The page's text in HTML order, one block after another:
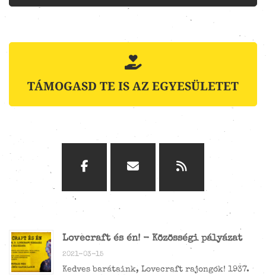
TÁMOGASD TE IS AZ EGYESÜLETET
Lovecraft és én! - Közösségi pályázat
2021-03-15
Kedves barátaink, Lovecraft rajongók! 1937.